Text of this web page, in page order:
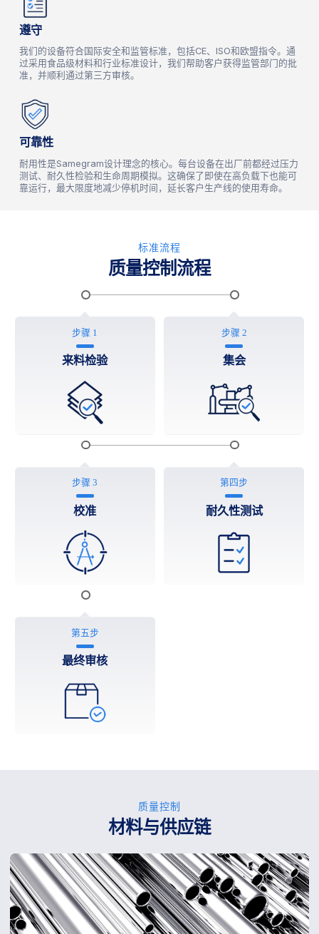
遵守
我们的设备符合国际安全和监管标准，包括CE、ISO和欧盟指令。通
过采用食品级材料和行业标准设计，我们帮助客户获得监管部门的批
准，并顺利通过第三方审核。
可靠性
耐用性是Samegram设计理念的核心。每台设备在出厂前都经过压力
测试、耐久性检验和生命周期模拟。这确保了即使在高负载下也能可
靠运行，最大限度地减少停机时间，延长客户生产线的使用寿命。
标准流程
质量控制流程
步骤 1
来料检验
步骤 2
集会
步骤 3
校准
第四步
耐久性测试
第五步
最终审核
质量控制
材料与供应链